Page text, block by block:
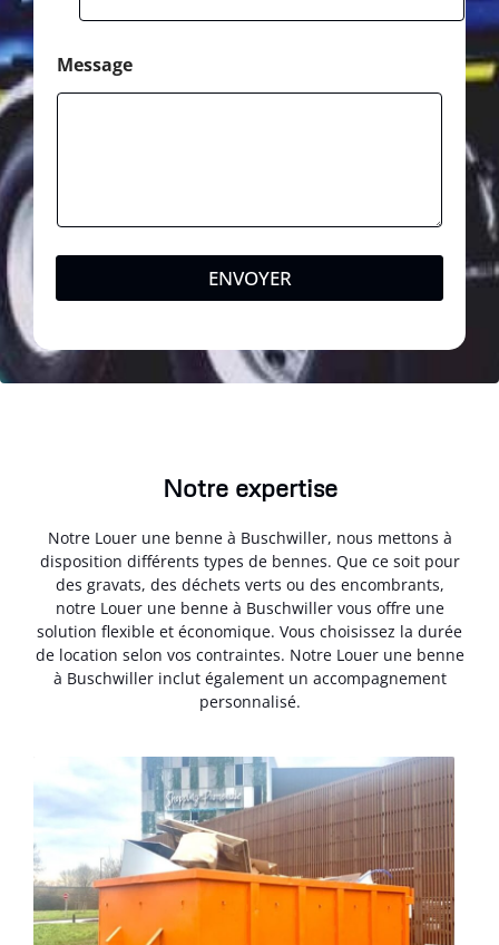
Message
ENVOYER
Notre expertise
Notre Louer une benne à Buschwiller, nous mettons à
disposition différents types de bennes. Que ce soit pour
des gravats, des déchets verts ou des encombrants,
notre Louer une benne à Buschwiller vous offre une
solution flexible et économique. Vous choisissez la durée
de location selon vos contraintes. Notre Louer une benne
à Buschwiller inclut également un accompagnement
personnalisé.